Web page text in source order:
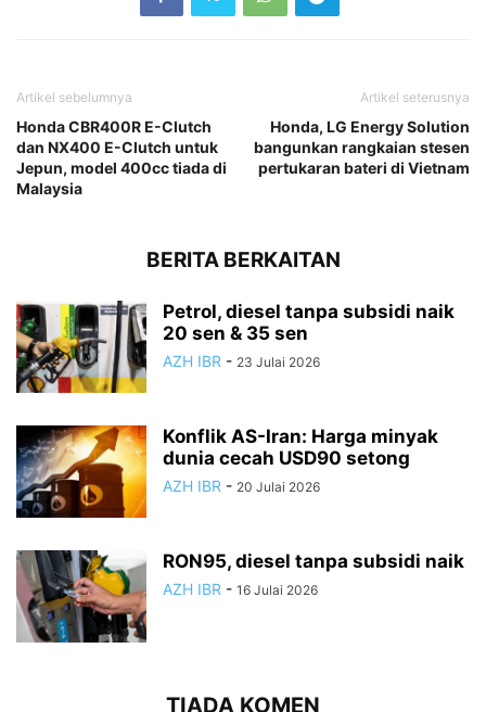
Artikel sebelumnya
Honda CBR400R E-Clutch
dan NX400 E-Clutch untuk
Jepun, model 400cc tiada di
Malaysia
Artikel seterusnya
Honda, LG Energy Solution
bangunkan rangkaian stesen
pertukaran bateri di Vietnam
BERITA BERKAITAN
Petrol, diesel tanpa subsidi naik
20 sen & 35 sen
AZH IBR - 23 Julai 2026
Konflik AS-Iran: Harga minyak
dunia cecah USD90 setong
AZH IBR - 20 Julai 2026
RON95, diesel tanpa subsidi naik
AZH IBR - 16 Julai 2026
TIADA KOMEN